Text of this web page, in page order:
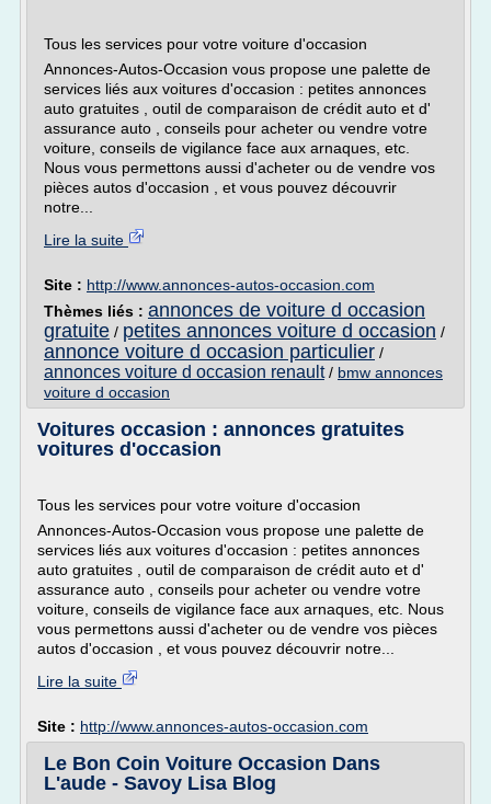
Tous les services pour votre voiture d'occasion
Annonces-Autos-Occasion vous propose une palette de
services liés aux voitures d'occasion : petites annonces
auto gratuites , outil de comparaison de crédit auto et d'
assurance auto , conseils pour acheter ou vendre votre
voiture, conseils de vigilance face aux arnaques, etc.
Nous vous permettons aussi d'acheter ou de vendre vos
pièces autos d'occasion , et vous pouvez découvrir
notre...
Lire la suite
Site : http://www.annonces-autos-occasion.com
Thèmes liés : annonces de voiture d occasion
gratuite / petites annonces voiture d occasion /
annonce voiture d occasion particulier /
annonces voiture d occasion renault/ bmw annonces
voiture d occasion
Voitures occasion : annonces gratuites
voitures d'occasion
Tous les services pour votre voiture d'occasion
Annonces-Autos-Occasion vous propose une palette de
services liés aux voitures d'occasion : petites annonces
auto gratuites , outil de comparaison de crédit auto et d'
assurance auto , conseils pour acheter ou vendre votre
voiture, conseils de vigilance face aux arnaques, etc. Nous
vous permettons aussi d'acheter ou de vendre vos pièces
autos d'occasion , et vous pouvez découvrir notre...
Lire la suite
Site : http://www.annonces-autos-occasion.com
Le Bon Coin Voiture Occasion Dans
L'aude - Savoy Lisa Blog